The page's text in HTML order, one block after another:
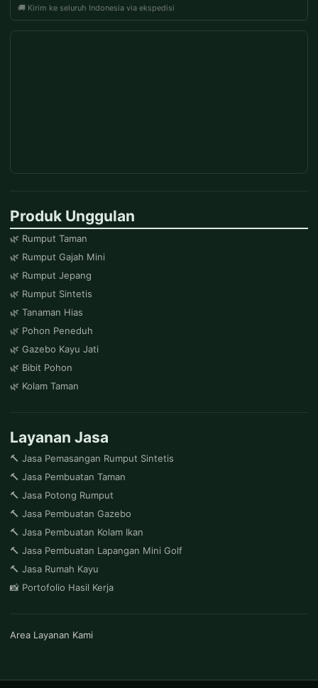
🚚 Kirim ke seluruh Indonesia via ekspedisi
Produk Unggulan
🌿 Rumput Taman
🌿 Rumput Gajah Mini
🌿 Rumput Jepang
🌿 Rumput Sintetis
🌿 Tanaman Hias
🌿 Pohon Peneduh
🌿 Gazebo Kayu Jati
🌿 Bibit Pohon
🌿 Kolam Taman
Layanan Jasa
🔨 Jasa Pemasangan Rumput Sintetis
🔨 Jasa Pembuatan Taman
🔨 Jasa Potong Rumput
🔨 Jasa Pembuatan Gazebo
🔨 Jasa Pembuatan Kolam Ikan
🔨 Jasa Pembuatan Lapangan Mini Golf
🔨 Jasa Rumah Kayu
📸 Portofolio Hasil Kerja
Area Layanan Kami